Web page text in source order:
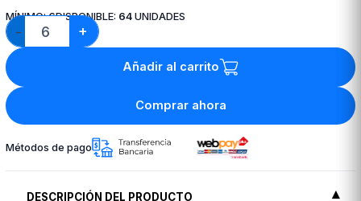
MÍNIMO:6DISPONIBLE: 64 UNIDADES
− +
Añadir al carrito
Comprar ahora
Métodos de pago
DESCRIPCIÓN DEL PRODUCTO